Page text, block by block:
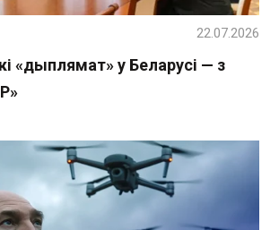
«дыплямат» у Беларусі — з
22.07.2026